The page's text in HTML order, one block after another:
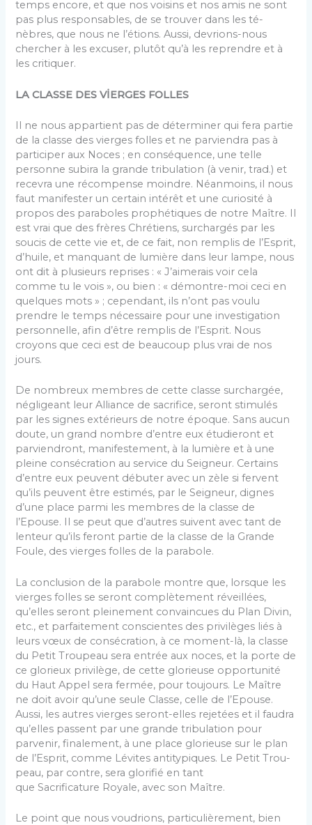
temps encore, et que nos voisins et nos amis ne sont
pas plus responsables, de se trouver dans les té­
nèbres, que nous ne l’étions. Aussi, devrions-nous
chercher à les excuser, plutôt qu’à les reprendre et à
les critiquer.
LA CLASSE DES VİERGES FOLLES
Il ne nous appartient pas de déterminer qui fera partie
de la classe des vierges folles et ne parviendra pas à
participer aux Noces ; en conséquence, une telle
personne subira la grande tribulation (à venir, trad.) et
recevra une récompense moindre. Néanmoins, il nous
faut manifester un certain intérêt et une curiosité à
propos des paraboles prophétiques de notre Maître. Il
est vrai que des frères Chrétiens, surchargés par les
soucis de cette vie et, de ce fait, non remplis de l’Esprit,
d’huile, et manquant de lumière dans leur lampe, nous
ont dit à plusieurs reprises : « J’aimerais voir cela
comme tu le vois », ou bien : « démontre-moi ceci en
quelques mots » ; cependant, ils n’ont pas voulu
prendre le temps nécessaire pour une investiga­tion
personnelle, afin d’être remplis de l’Esprit. Nous
croyons que ceci est de beaucoup plus vrai de nos
jours.
De nombreux membres de cette classe surchar­gée,
négligeant leur Alliance de sacrifice, seront sti­mulés
par les signes extérieurs de notre époque. Sans aucun
doute, un grand nombre d’entre eux étudieront et
parviendront, manifestement, à la lumière et à une
pleine consécration au service du Seigneur. Certains
d’entre eux peuvent débuter avec un zèle si fervent
qu’ils peuvent être estimés, par le Seigneur, dignes
d’une place parmi les membres de la classe de
l’Epouse. Il se peut que d’autres suivent avec tant de
lenteur qu’ils feront partie de la classe de la Grande
Foule, des vierges folles de la parabole.
La conclusion de la parabole montre que, lorsque les
vierges folles se seront complètement réveillées,
qu’elles seront pleinement convaincues du Plan Divin,
etc., et parfaitement conscientes des privilèges liés à
leurs vœux de consécration, à ce moment-là, la classe
du Petit Troupeau sera entrée aux noces, et la porte de
ce glorieux privilège, de cette glorieuse opportunité
du Haut Appel sera fermée, pour toujours. Le Maître
ne doit avoir qu’une seule Classe, celle de l’Epouse.
Aussi, les autres vierges seront-elles rejetées et il fau­dra
qu’elles passent par une grande tribulation pour
parvenir, finalement, à une place glorieuse sur le plan
de l’Esprit, comme Lévites antitypiques. Le Petit Trou­
peau, par contre, sera glorifié en tant
que Sacrificature Royale, avec son Maître.
Le point que nous voudrions, particulièrement, bien